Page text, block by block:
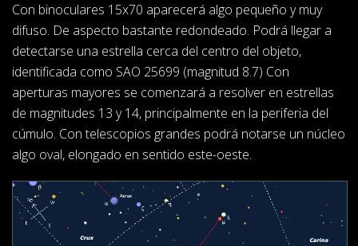
Con binoculares 15x70 aparecerá algo pequeño y muy
difuso. De aspecto bastante redondeado. Podrá llegar a
detectarse una estrella cerca del centro del objeto,
identificada como SAO 25699 (magnitud 8.7) Con
aperturas mayores se comenzará a resolver en estrellas
de magnitudes 13 y 14, principalmente en la periferia del
cúmulo. Con telescopios grandes podrá notarse un núcleo
algo oval, elongado en sentido este-oeste.